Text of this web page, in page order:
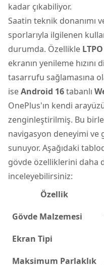
kadar çıkabiliyor.
Saatin teknik donanımı
sporlarıyla ilgilenen
durumda. Özellikle LTPO
ekranın yenileme
tasarrufu sağlamasına
iseAndroid 16tabanlı
OnePlus'ın kendi
zenginleştirilmiş. Bu
navigasyon deneyimi ve
sunuyor. Aşağıdaki
gövde özelliklerini daha
inceleyebilirsiniz:
Özellik
Gövde Malzemesi
Ekran Tipi
Maksimum Parlaklık